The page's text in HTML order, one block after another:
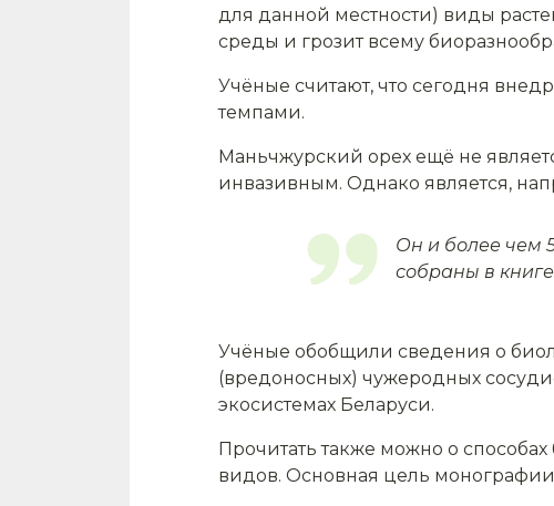
для данной местности) виды
среды и грозит всему
Учёные считают, что сегодня
темпами.
Маньчжурский орех ещё не
инвазивным. Однако является,
Он и более чем
собраны в
Учёные обобщили сведения о
(вредоносных) чужеродных
экосистемах Беларуси.
Прочитать также можно о
видов. Основная цель